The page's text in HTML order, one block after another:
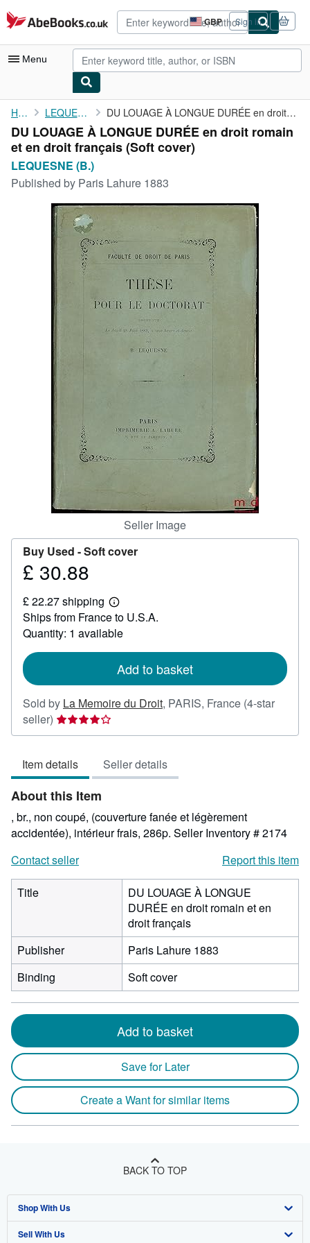
Skip to main content
AbeBooks.co.uk GBP
Site
shopping
preferences
Sign in
Menu
My Account
My Purchases
Advanced Search
Browse Collections
Rare Books
Art & Collectables
Textbooks
Start Selling
CLOSE
Home LEQUESNE (B.) DU LOUAGE À LONGUE DURÉE en droit romain et en droit français
DU LOUAGE À LONGUE DURÉE en droit romain
et en droit français (Soft cover)
LEQUESNE (B.)
Published by Paris Lahure 1883
Seller Image
Buy Used -Soft cover
Price
30.88
£ 30.88
£ 22.27 shipping
Learn
more
about
shipping
Ships from France to U.S.A.
Quantity: 1 available
Add to basket
Sold by La Memoire du Droit, PARIS, France (4-star
seller) Seller
rating
out
of
5
stars
Item details Seller details
About this Item
, br., non coupé, (couverture fanée et légèrement
accidentée), intérieur frais, 286p. Seller Inventory # 2174
Contact seller
Report this item
Title
DU LOUAGE À LONGUE
DURÉE en droit romain et en
droit français
Publisher
Paris Lahure 1883
Binding
Soft cover
Add to basket
Save for Later
Create a Want for similar items
BACK TO TOP
Shop With Us
Advanced Search
Sell With Us